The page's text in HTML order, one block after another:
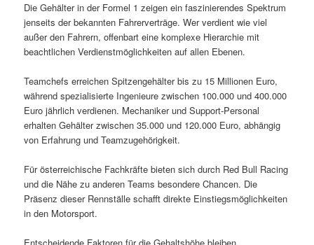
Die Gehälter in der Formel 1 zeigen ein faszinierendes Spektrum
jenseits der bekannten Fahrerverträge. Wer verdient wie viel
außer den Fahrern, offenbart eine komplexe Hierarchie mit
beachtlichen Verdienstmöglichkeiten auf allen Ebenen.
Teamchefs erreichen Spitzengehälter bis zu 15 Millionen Euro,
während spezialisierte Ingenieure zwischen 100.000 und 400.000
Euro jährlich verdienen. Mechaniker und Support-Personal
erhalten Gehälter zwischen 35.000 und 120.000 Euro, abhängig
von Erfahrung und Teamzugehörigkeit.
Für österreichische Fachkräfte bieten sich durch Red Bull Racing
und die Nähe zu anderen Teams besondere Chancen. Die
Präsenz dieser Rennställe schafft direkte Einstiegsmöglichkeiten
in den Motorsport.